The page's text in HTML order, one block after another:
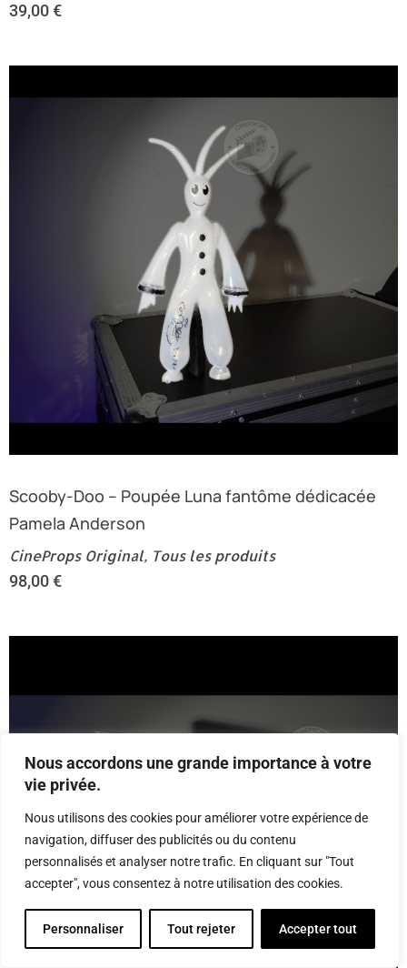
Nous accordons une grande importance à votre
vie privée.
Nous utilisons des cookies pour améliorer votre expérience de
navigation, diffuser des publicités ou du contenu
personnalisés et analyser notre trafic. En cliquant sur "Tout
accepter", vous consentez à notre utilisation des cookies.
Personnaliser Tout rejeter Accepter tout
39,00€
Scooby-Doo – Poupée Luna fantôme dédicacée
Pamela Anderson
CineProps Original, Tous les produits
98,00€